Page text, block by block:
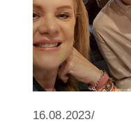
16.08.2023/